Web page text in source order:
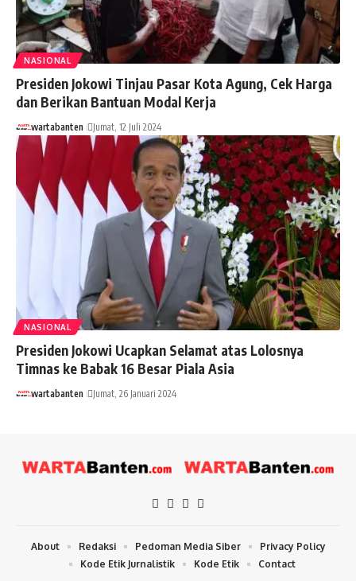
NASIONAL
Presiden Jokowi Tinjau Pasar Kota Agung, Cek Harga
dan Berikan Bantuan Modal Kerja
wartabanten Jumat, 12 Juli 2024
NASIONAL
Presiden Jokowi Ucapkan Selamat atas Lolosnya
Timnas ke Babak 16 Besar Piala Asia
wartabanten Jumat, 26 Januari 2024
About Redaksi Pedoman Media Siber
Privacy Policy
Kode Etik Jurnalistik
Kode Etik Contact